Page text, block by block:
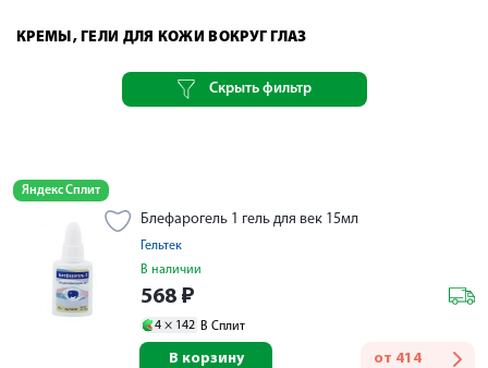
КРЕМЫ, ГЕЛИ ДЛЯ КОЖИ ВОКРУГ ГЛАЗ
Скрыть фильтр
Яндекс Сплит
Блефарогель 1 гель для век 15мл
Гельтек
В наличии
568 ₽
4 × 142 В Сплит
от 414
В корзину